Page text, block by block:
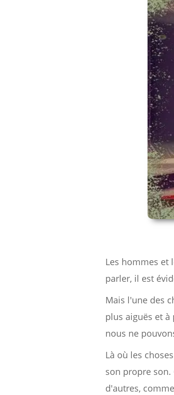
Les hommes et
parler, il est
Mais l'une des
plus aiguës et
nous ne
Là où les
son propre son.
d'autres,